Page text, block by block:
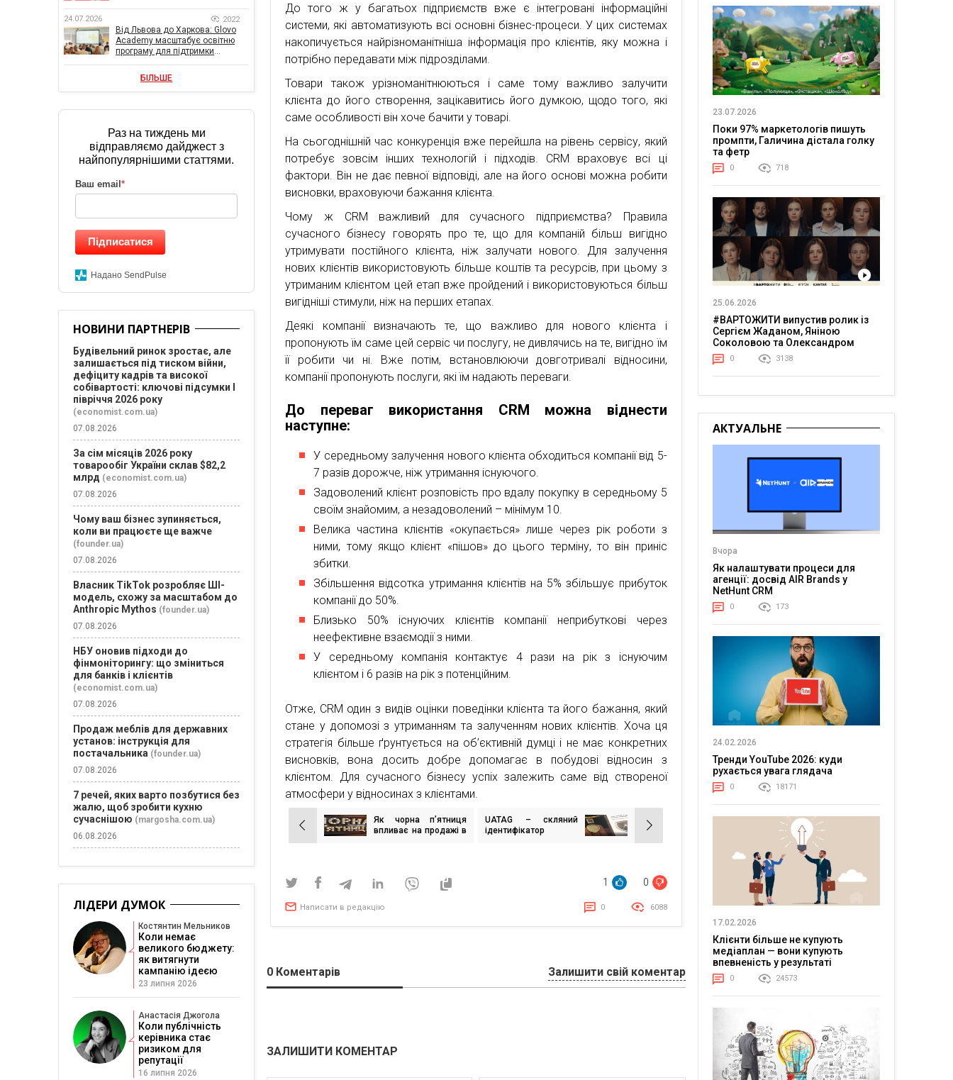
До того ж у багатьох підприємств вже є інтегровані інформаційні
системи, які автоматизують всі основні бізнес-процеси. У цих системах
накопичується найрізноманітніша інформація про клієнтів, яку можна і
потрібно передавати між підрозділами.
Товари також урізноманітнюються і саме тому важливо залучити
клієнта до його створення, зацікавитись його думкою, щодо того, які
саме особливості він хоче бачити у товарі.
На сьогоднішній час конкуренція вже перейшла на рівень сервісу, який
потребує зовсім інших технологій і підходів. CRM враховує всі ці
фактори. Він не дає певної відповіді, але на його основі можна робити
висновки, враховуючи бажання клієнта.
Чому ж CRM важливий для сучасного підприємства? Правила
сучасного бізнесу говорять про те, що для компаній більш вигідно
утримувати постійного клієнта, ніж залучати нового. Для залучення
нових клієнтів використовують більше коштів та ресурсів, при цьому з
утриманим клієнтом цей етап вже пройдений і використовуються більш
вигідніші стимули, ніж на перших етапах.
Деякі компанії визначають те, що важливо для нового клієнта і
пропонують їм саме цей сервіс чи послугу, не дивлячись на те, вигідно їм
її робити чи ні. Вже потім, встановлюючи довготривалі відносини,
компанії пропонують послуги, які їм надають переваги.
До переваг використання CRM можна віднести
наступне:
У середньому залучення нового клієнта обходиться компанії від 5-
7 разів дорожче, ніж утримання існуючого.
Задоволений клієнт розповість про вдалу покупку в середньому 5
своїм знайомим, а незадоволений – мінімум 10.
Велика частина клієнтів «окупається» лише через рік роботи з
ними, тому якщо клієнт «пішов» до цього терміну, то він приніс
збитки.
Збільшення відсотка утримання клієнтів на 5% збільшує прибуток
компанії до 50%.
Близько 50% існуючих клієнтів компанії неприбуткові через
неефективне взаємодії з ними.
У середньому компанія контактує 4 рази на рік з існуючим
клієнтом і 6 разів на рік з потенційним.
Отже, CRM один з видів оцінки поведінки клієнта та його бажання, який
стане у допомозі з утриманням та залученням нових клієнтів. Хоча ця
стратегія більше ґрунтується на об’єктивній думці і не має конкретних
висновків, вона досить добре допомагає в побудові відносин з
клієнтом. Для сучасного бізнесу успіх залежить саме від створеної
атмосфери у відносинах з клієнтами.
Навігація
записів
Як чорна п’ятниця
впливає на продажі в
UATAG – скляний
ідентифікатор
1 0
Написати в редакцію 0 6088
0 Коментарів Залишити свій коментар
ЗАЛИШИТИ КОМЕНТАР
24.07.2026 2022
Від Львова до Харкова: Glovo
Academy масштабує освітню
програму для підтримки
БІЛЬШЕ
Раз на тиждень ми
відправляємо дайджест з
найпопулярнішими статтями.
Ваш email *
Підписатися
Надано SendPulse
НОВИНИ ПАРТНЕРІВ
Будівельний ринок зростає, але
залишається під тиском війни,
дефіциту кадрів та високої
собівартості: ключові підсумки І
півріччя 2026 року
(economist.com.ua)
07.08.2026
За сім місяців 2026 року
товарообіг України склав $82,2
млрд (economist.com.ua)
07.08.2026
Чому ваш бізнес зупиняється,
коли ви працюєте ще важче
(founder.ua)
07.08.2026
Власник TikTok розробляє ШІ-
модель, схожу за масштабом до
Anthropic Mythos (founder.ua)
07.08.2026
НБУ оновив підходи до
фінмоніторингу: що зміниться
для банків і клієнтів
(economist.com.ua)
07.08.2026
Продаж меблів для державних
установ: інструкція для
постачальника (founder.ua)
07.08.2026
7 речей, яких варто позбутися без
жалю, щоб зробити кухню
сучаснішою (margosha.com.ua)
06.08.2026
ЛІДЕРИ ДУМОК
Костянтин Мельников
Коли немає
великого бюджету:
як витягнути
кампанію ідеєю
23 липня 2026
Анастасія Джогола
Коли публічність
керівника стає
ризиком для
репутації
16 липня 2026
23.07.2026
Поки 97% маркетологів пишуть
промпти, Галичина дістала голку
та фетр
0 718
25.06.2026
#ВАРТОЖИТИ випустив ролик із
Сергієм Жаданом, Яніною
Соколовою та Олександром
Тереном про життя в постійній
напрузі
0 3138
АКТУАЛЬНЕ
Вчора
Як налаштувати процеси для
агенції: досвід AIR Brands у
NetHunt CRM
0 173
24.02.2026
Тренди YouTube 2026: куди
рухається увага глядача
0 18171
17.02.2026
Клієнти більше не купують
медіаплан — вони купують
впевненість у результаті
0 24573